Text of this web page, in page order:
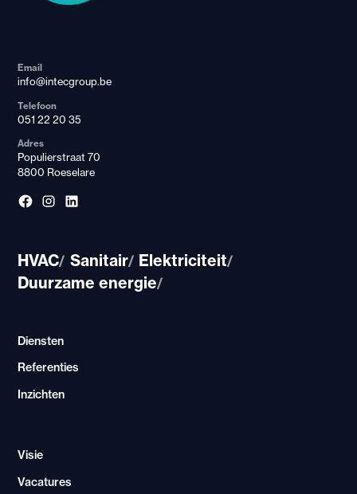
Email
info@intecgroup.be
Telefoon
051 22 20 35
Adres
Populierstraat 70
8800 Roeselare
HVAC/ Sanitair/ Elektriciteit/
Duurzame energie/
Diensten
Referenties
Inzichten
Visie
Vacatures